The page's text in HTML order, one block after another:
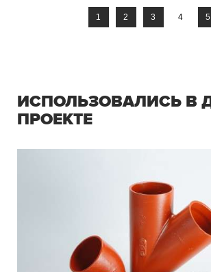
1 2 3 4 5
ИСПОЛЬЗОВАЛИСЬ В
ПРОЕКТЕ